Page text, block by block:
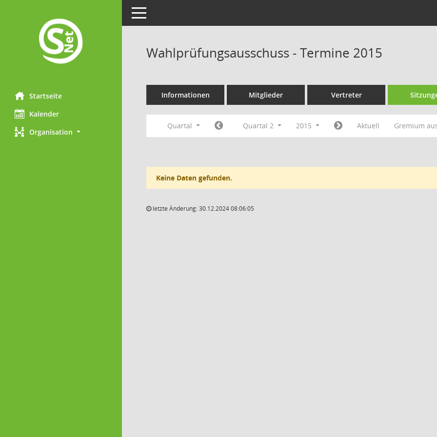
Startseite
Kalender
Organisation
Toggle navigation
Wahlprüfungsausschuss - Termine 2015
Informationen Mitglieder Vertreter
Quartal Quartal 2 2015 Aktuell Gremium
Keine Daten gefunden.
letzte Änderung: 30.12.2024 08:06:05